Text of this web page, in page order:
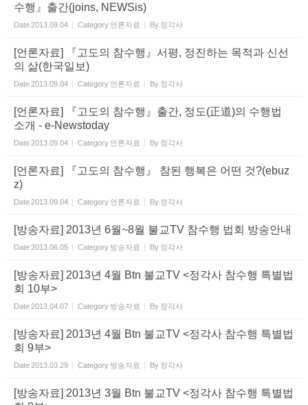
수행』출간(joins, NEWSis)
Date2013.09.04 Category 언론자료 By 정각사
[언론자료] 『고도의 참수행』서평, 정진하는 목적과 신선
의 삶(한국일보)
Date2013.09.04 Category 언론자료 By 정각사
[언론자료] 『고도의 참수행』출간, 정도(正道)의 수행법
소개 - e-Newstoday
Date2013.09.04 Category 언론자료 By 정각사
[언론자료] 『고도의 참수행』 참된 행복은 어떤 것?(ebuz
z)
Date2013.09.04 Category 언론자료 By 정각사
[방송자료] 2013년 6월~8월 불교TV 참수행 법회 방송안내
Date2013.06.05 Category 방송자료 By 정각사
[방송자료] 2013년 4월 Btn 불교TV <정각사 참수행 특별법
회 10부>
Date2013.04.07 Category 방송자료 By 정각사
[방송자료] 2013년 4월 Btn 불교TV <정각사 참수행 특별법
회 9부>
Date2013.03.29 Category 방송자료 By 정각사
[방송자료] 2013년 3월 Btn 불교TV <정각사 참수행 특별법